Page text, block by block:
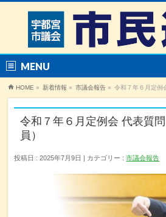
MENU
HOME » 新着情報 » 市議会報告 » 令和７年６月定例
令和７年６月定例会 代表質
員）
投稿日 : 2025年7月9日 カテゴリー :市議会報告